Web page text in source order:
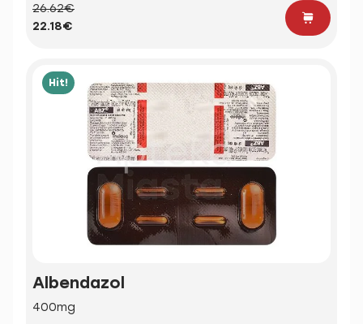
26.62€
22.18€
Hit!
Albendazol
400mg